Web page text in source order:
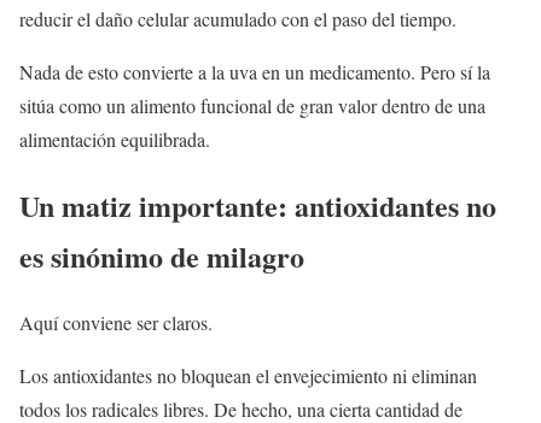
reducir el daño celular acumulado con el paso del tiempo.
Nada de esto convierte a la uva en un medicamento. Pero sí la
sitúa como un alimento funcional de gran valor dentro de una
alimentación equilibrada.
Un matiz importante: antioxidantes no
es sinónimo de milagro
Aquí conviene ser claros.
Los antioxidantes no bloquean el envejecimiento ni eliminan
todos los radicales libres. De hecho, una cierta cantidad de